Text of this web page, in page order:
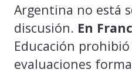
Argentina no está
discusión. En
Educación
evaluaciones